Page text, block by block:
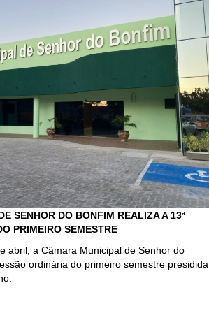
SENHOR DO BONFIM REALIZA A 13ª
PRIMEIRO SEMESTRE
abril, a Câmara Municipal de Senhor do
ordinária do primeiro semestre presidida